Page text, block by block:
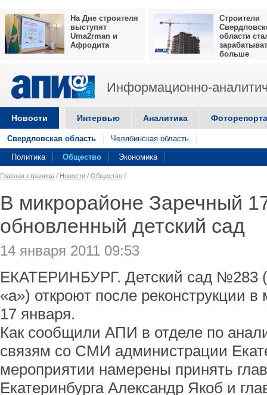
На Дне строителя
выступят
Uma2rman и
Афродита
Строители
области
больше
Информационно-
Новости Интервью Аналитика
Свердловская область Челябинская область
Политика Общество Экономика
Главная страница / Новости / Общество /
В микрорайоне Заречный
обновленный детский сад
14 января 2011 09:53
ЕКАТЕРИНБУРГ. Детский сад №283
«а») откроют после реконструкции
17 января.
Как сообщили АПИ в отделе по
связям со СМИ администрации
мероприятии намерены принять
Екатеринбурга Александр Якоб и